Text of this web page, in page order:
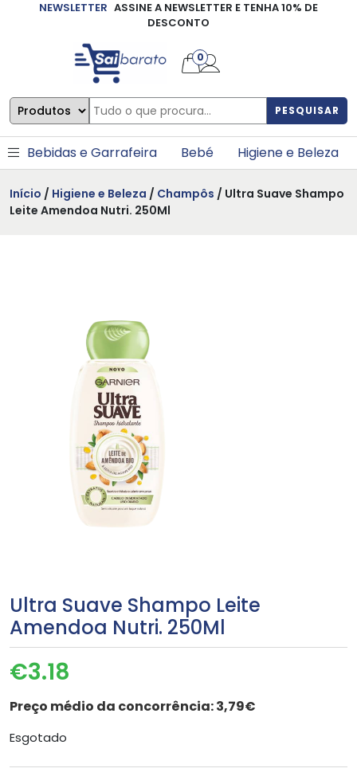
NEWSLETTER ASSINE A NEWSLETTER E TENHA 10% DE
DESCONTO
PESQUISAR
0
Bebidas e Garrafeira Bebé Higiene e Beleza
Início / Higiene e Beleza / Champôs / Ultra Suave Shampo
Leite Amendoa Nutri. 250Ml
Ultra Suave Shampo Leite
Amendoa Nutri. 250Ml
€3.18
Preço médio da concorrência:3,79€
Esgotado